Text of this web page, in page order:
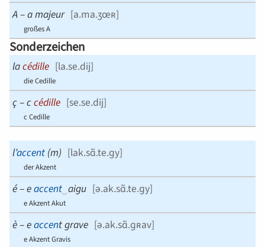
A–a majeur [a.ma.ʒœʀ]
großes A
Sonderzeichen
lacédille [la.se.dij]
die Cedille
ç–ccédille [se.se.dij]
c Cedille
l’accent (m) [lak.sɑ̃.te.ɡy]
der Akzent
é–eaccent ‿aigu [ə.ak.sɑ̃.te.ɡy]
e Akzent Akut
è–eaccent grave [ə.ak.sɑ̃.ɡʀav]
e Akzent Gravis